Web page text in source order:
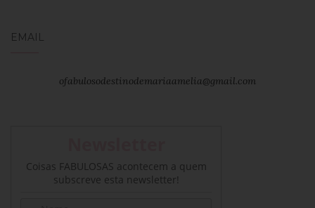
EMAIL
ofabulosodestinodemariaamelia@gmail.com
Coisas FABULOSAS acontecem a quem
subscreve esta newsletter!